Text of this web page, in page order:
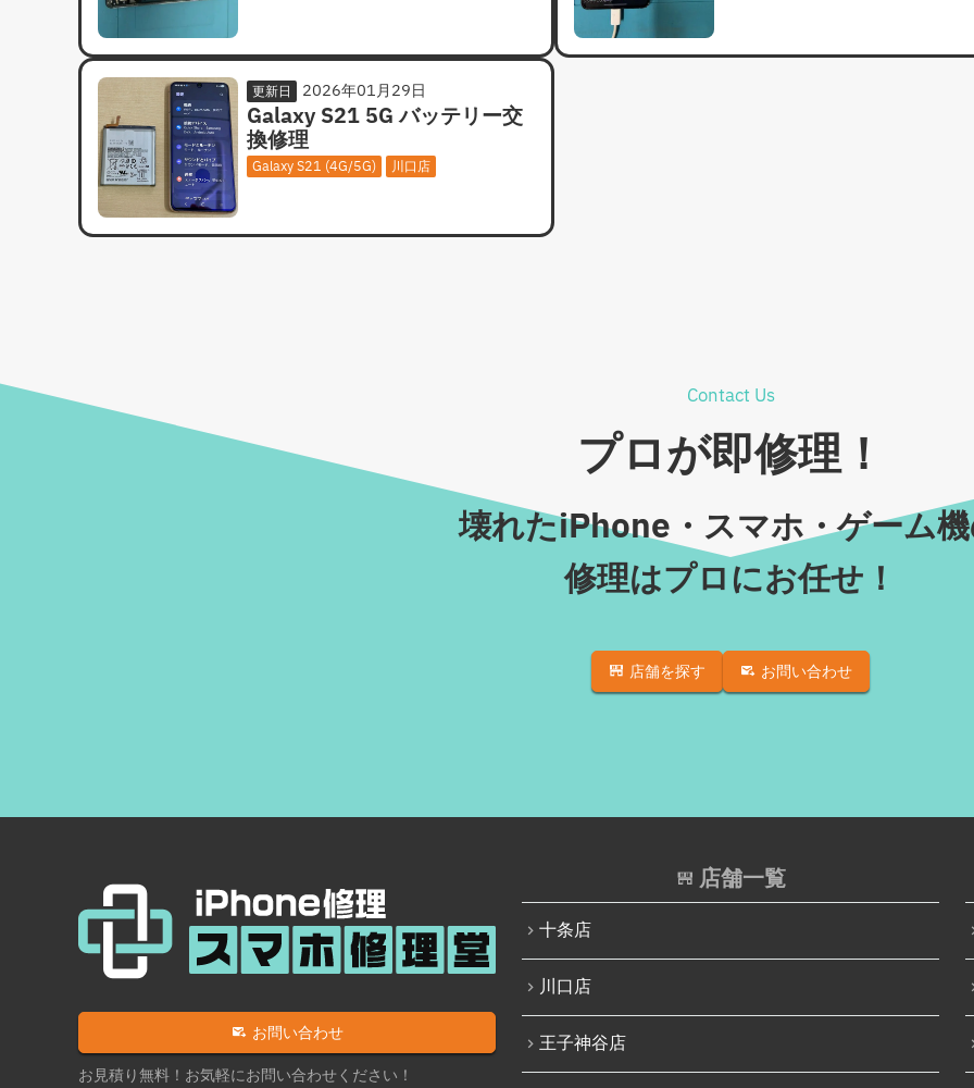
更新日 2026年01月29日
Galaxy S21 5G バッテリー交
換修理
Galaxy S21 (4G/5G) 川口店
Contact Us
プロが即修理！
壊れたiPhone・スマホ・ゲーム
修理はプロにお任せ！
店舗を探す お問い合わせ
お問い合わせ
お見積り無料！お気軽にお問い合わせください！
店舗一覧
十条店
川口店
王子神谷店